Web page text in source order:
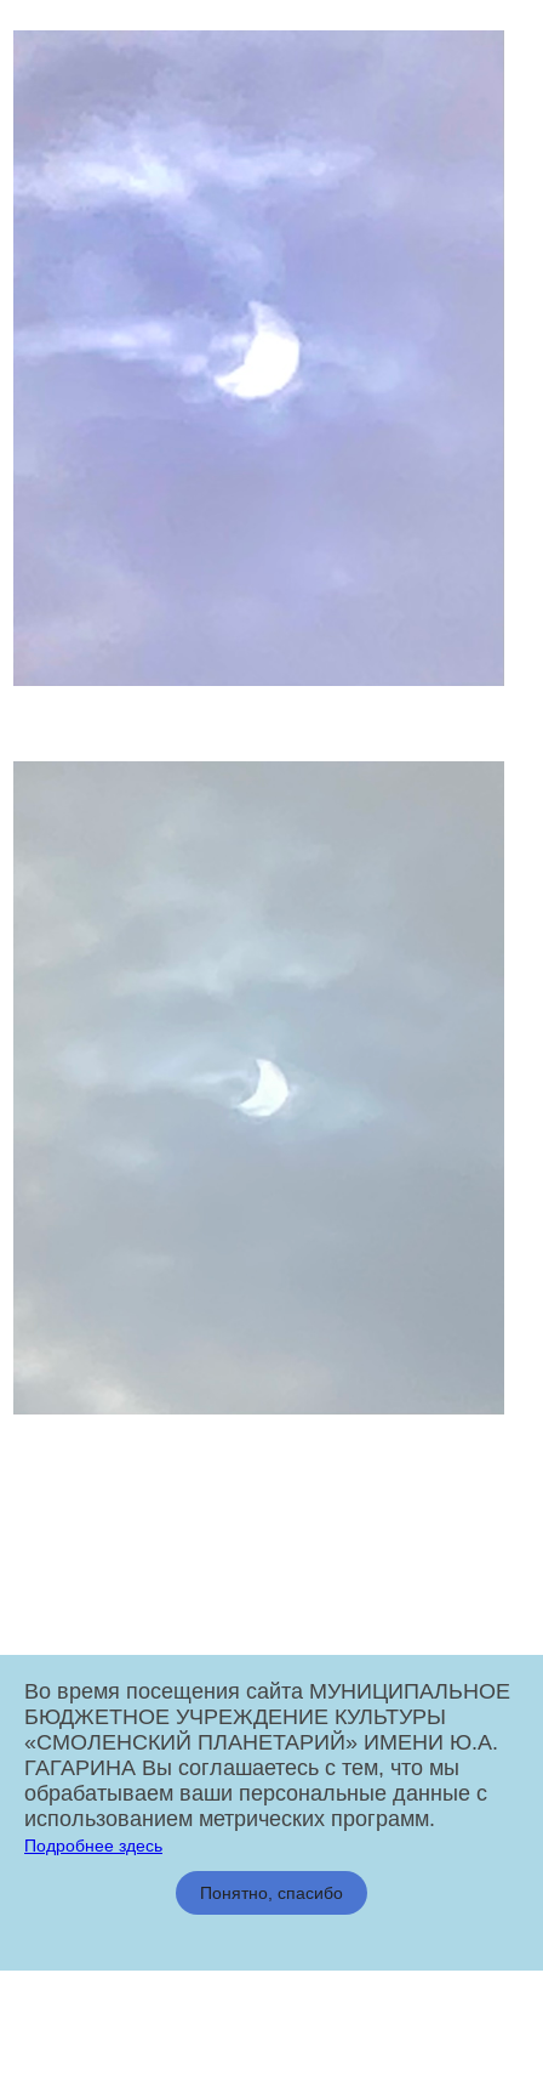
МБУК «Смоленский Планетарий» имени Ю.А. Гагарина © 2026
Администрация города Смоленска
Во время посещения сайта МУНИЦИПАЛЬНОЕ
БЮДЖЕТНОЕ УЧРЕЖДЕНИЕ КУЛЬТУРЫ
«СМОЛЕНСКИЙ ПЛАНЕТАРИЙ» ИМЕНИ Ю.А.
ГАГАРИНА Вы соглашаетесь с тем, что мы
обрабатываем ваши персональные данные с
использованием метрических программ.
Подробнее здесь
Понятно, спасибо